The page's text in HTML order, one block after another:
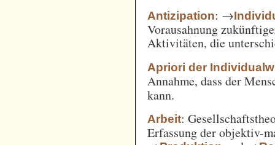
Antizipation: →
Vorausahnung
Aktivitäten, die
Apriori der
Annahme, dass der
kann.
Arbeit:
Erfassung der objektiv-